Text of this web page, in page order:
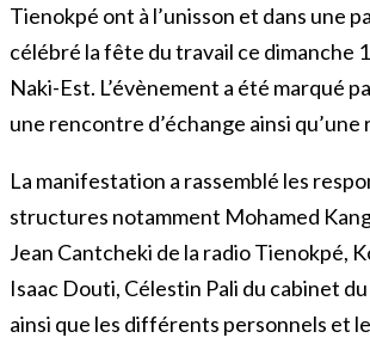
Tienokpé ont à l’unisson et dans une
célébré la fête du travail ce dimanche
Naki-Est. L’évènement a été marqué
une rencontre d’échange ainsi qu’une
La manifestation a rassemblé les
structures notamment Mohamed
Jean Cantcheki de la radio Tienokpé,
Isaac Douti, Célestin Pali du cabinet
ainsi que les différents personnels et